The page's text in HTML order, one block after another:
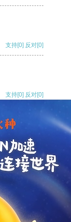
支持[0] 反对[0]
支持[0] 反对[0]
支持[0] 反对
支持